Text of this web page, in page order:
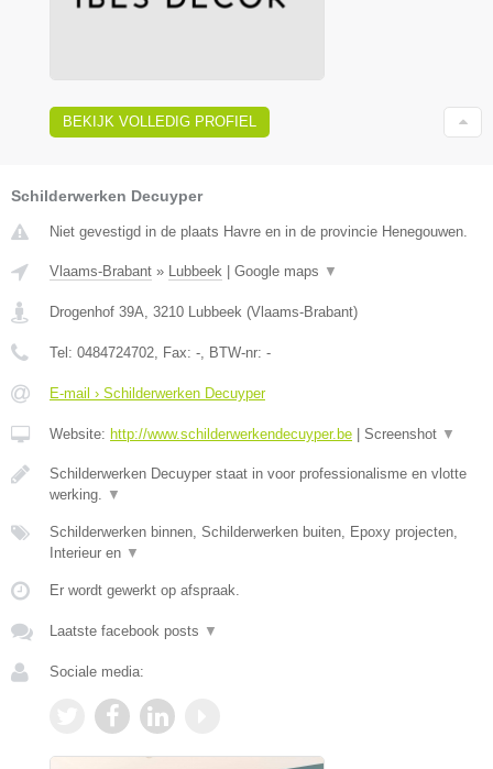
BEKIJK VOLLEDIG PROFIEL
Schilderwerken Decuyper
Niet gevestigd in de plaats Havre en in de provincie Henegouwen.
Vlaams-Brabant » Lubbeek Google maps ▼
Drogenhof 39A, 3210 Lubbeek (Vlaams-Brabant)
Tel: 0484724702, Fax: -, BTW-nr: -
E-mail › Schilderwerken Decuyper
Website: http://www.schilderwerkendecuyper.be Screenshot ▼
Schilderwerken Decuyper staat in voor professionalisme en vlotte
werking. ▼
Schilderwerken binnen, Schilderwerken buiten, Epoxy projecten,
Interieur en ▼
Er wordt gewerkt op afspraak.
Laatste facebook posts ▼
Sociale media: